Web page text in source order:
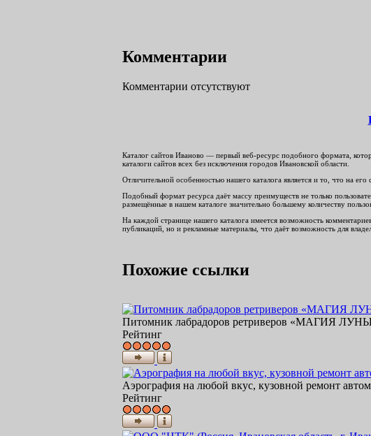
Комментарии
Комментарии отсутствуют
Каталог сайтов Иваново — первый веб-ресурс подобного формата,
каталоги сайтов всех без исключения городов Ивановской области.
Отличительной особенностью нашего каталога является и то, что на
Подобный формат ресурса даёт массу преимуществ не только
размещённые в нашем каталоге значительно большему количеству
На каждой странице нашего каталога имеется возможность
публикаций, но и рекламные материалы, что даёт возможность для
Похожие ссылки
Питомник лабрадоров ретриверов «МАГИЯ
Рейтинг
Аэрография на любой вкус, кузовной ремонт
Рейтинг